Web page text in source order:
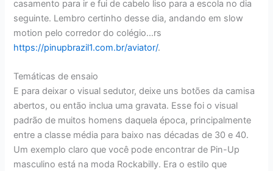
casamento para ir e fui de cabelo liso para a escola no dia
seguinte. Lembro certinho desse dia, andando em slow
motion pelo corredor do colégio…rs
https://pinupbrazil1.com.br/aviator/.
Temáticas de ensaio
E para deixar o visual sedutor, deixe uns botões da camisa
abertos, ou então inclua uma gravata. Esse foi o visual
padrão de muitos homens daquela época, principalmente
entre a classe média para baixo nas décadas de 30 e 40.
Um exemplo claro que você pode encontrar de Pin-Up
masculino está na moda Rockabilly. Era o estilo que